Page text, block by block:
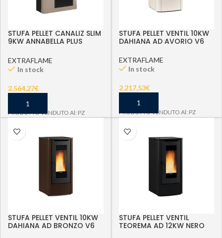
STUFA PELLET CANALIZ SLIM
9KW ANNABELLA PLUS
EXTRAFLAME
In stock
2.564,27€
PRODOTTO VENDUTO Al: PZ
STUFA PELLET VENTIL 10KW
DAHIANA AD AVORIO V6
EXTRAFLAME
In stock
2.217,53€
PRODOTTO VENDUTO Al: PZ
STUFA PELLET VENTIL 10KW
DAHIANA AD BRONZO V6
STUFA PELLET VENTIL
TEOREMA AD 12KW NERO